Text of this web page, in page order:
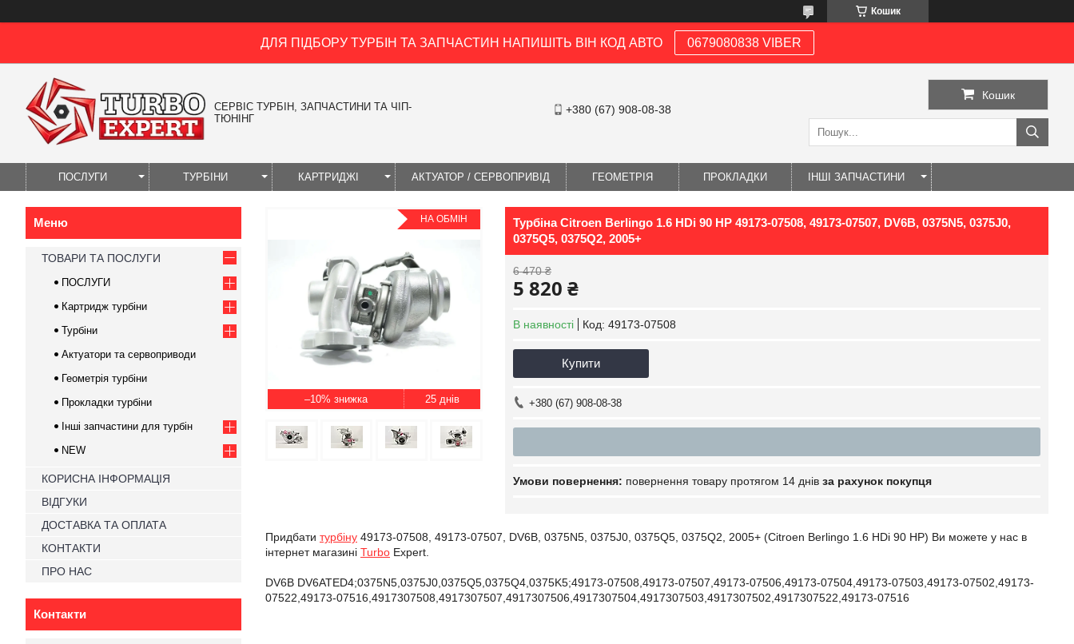
Кошик
ДЛЯ ПІДБОРУ ТУРБІН ТА ЗАПЧАСТИН НАПИШІТЬ ВІН КОД АВТО 0679080838 VIBER
СЕРВІС ТУРБІН, ЗАПЧАСТИНИ ТА ЧІП-
ТЮНІНГ
+380 (67) 908-08-38
Кошик
ПОСЛУГИ ТУРБІНИ КАРТРИДЖІ АКТУАТОР / СЕРВОПРИВІД ГЕОМЕТРІЯ ПРОКЛАДКИ ІНШІ ЗАПЧАСТИНИ
–10% 25 днів
НА ОБМІН
Турбіна Citroen Berlingo 1.6 HDi 90 HP 49173-07508, 49173-07507, DV6B, 0375N5, 0375J0,
0375Q5, 0375Q2, 2005+
6 470 ₴
5 820 ₴
В наявності Код: 49173-07508
Купити
+380 (67) 908-08-38
повернення товару протягом 14 днів за рахунок покупця
Придбати турбіну 49173-07508, 49173-07507, DV6B, 0375N5, 0375J0, 0375Q5, 0375Q2, 2005+ (Citroen Berlingo 1.6 HDi 90 HP) Ви можете у нас в
інтернет магазині Turbo Expert.
DV6B DV6ATED4;0375N5,0375J0,0375Q5,0375Q4,0375K5;49173-07508,49173-07507,49173-07506,49173-07504,49173-07503,49173-07502,49173-
07522,49173-07516,4917307508,4917307507,4917307506,4917307504,4917307503,4917307502,4917307522,49173-07516
ТОВАРИ ТА ПОСЛУГИ
ПОСЛУГИ
Картридж турбіни
Турбіни
Актуатори та сервоприводи
Геометрія турбіни
Прокладки турбіни
Інші запчастини для турбін
NEW
КОРИСНА ІНФОРМАЦІЯ
ВІДГУКИ
ДОСТАВКА ТА ОПЛАТА
КОНТАКТИ
ПРО НАС
Контакти